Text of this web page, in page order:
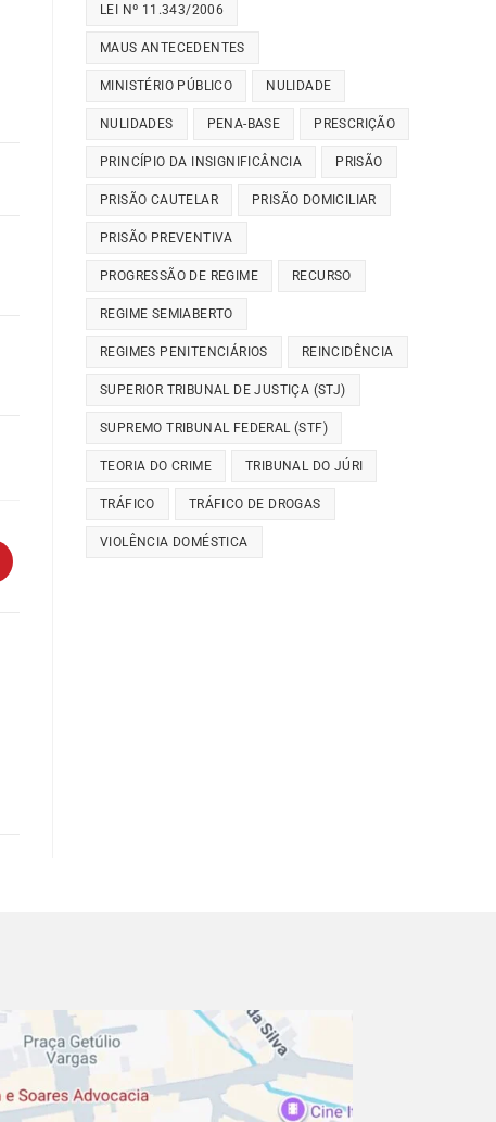
LEI Nº 11.343/2006
MAUS ANTECEDENTES
MINISTÉRIO PÚBLICO NULIDADE
NULIDADES PENA-BASE PRESCRIÇÃO
PRINCÍPIO DA INSIGNIFICÂNCIA PRISÃO
PRISÃO CAUTELAR PRISÃO DOMICILIAR
PRISÃO PREVENTIVA
PROGRESSÃO DE REGIME RECURSO
REGIME SEMIABERTO
REGIMES PENITENCIÁRIOS REINCIDÊNCIA
SUPERIOR TRIBUNAL DE JUSTIÇA (STJ)
SUPREMO TRIBUNAL FEDERAL (STF)
TEORIA DO CRIME TRIBUNAL DO JÚRI
TRÁFICO TRÁFICO DE DROGAS
VIOLÊNCIA DOMÉSTICA